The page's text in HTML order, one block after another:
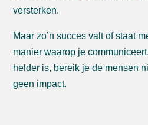
versterken.
Maar zo’n succes valt of staat
manier waarop je
helder is, bereik je de mensen
geen impact.